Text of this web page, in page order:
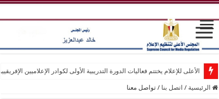
الأعلى للإعلام يختتم فعاليات الدورة التدريبية الأولى لكوادر الإعلاميين
الرئيسية / اتصل بنا / تواصل معنا